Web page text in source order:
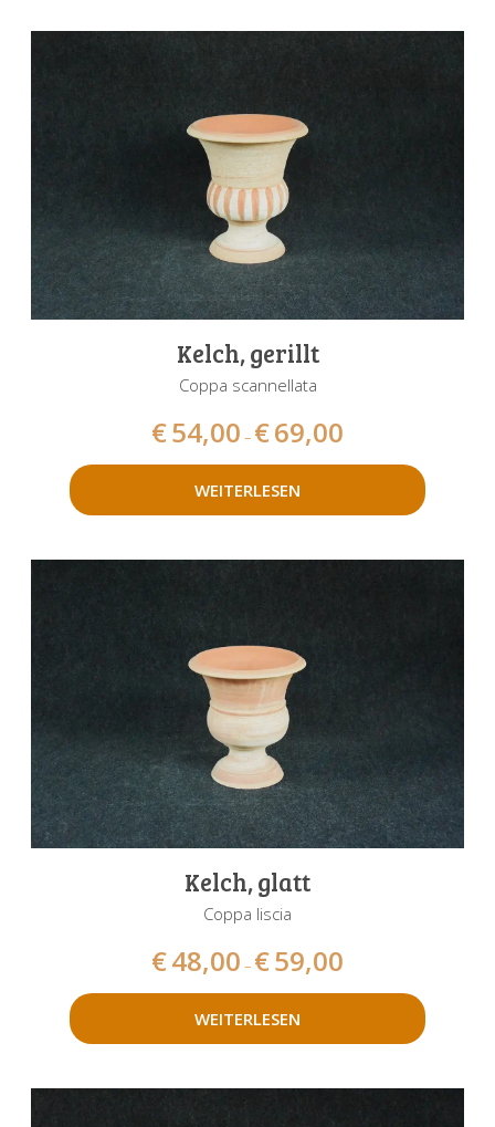
Kelch, gerillt
Coppa scannellata
€54,00 – €69,00
WEITERLESEN
Kelch, glatt
Coppa liscia
€48,00 – €59,00
WEITERLESEN